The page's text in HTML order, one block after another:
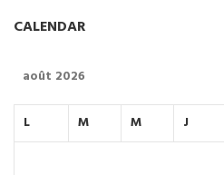
CALENDAR
août 2026
L M M J